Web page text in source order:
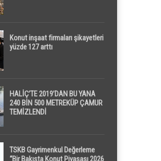
Konut inşaat firmaları şikayetleri
yüzde 127 arttı
HALİÇ’TE 2019’DAN BU YANA
240 BİN 500 METREKÜP ÇAMUR
TEMİZLENDİ
TSKB Gayrimenkul Değerleme
“Bir Bakışta Konut Piyasası 2026